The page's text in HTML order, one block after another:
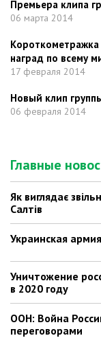
Премьера клипа
06 марта 2014
наград по всему
17 февраля 2014
Новый клип
06 февраля 2014
Главные
Як виглядає
Салтів
Украинская
Уничтожение
в 2020 году
ООН: Война
переговорами